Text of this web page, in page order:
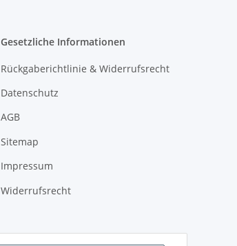
Gesetzliche Informationen
Rückgaberichtlinie & Widerrufsrecht
Datenschutz
AGB
Sitemap
Impressum
Widerrufsrecht